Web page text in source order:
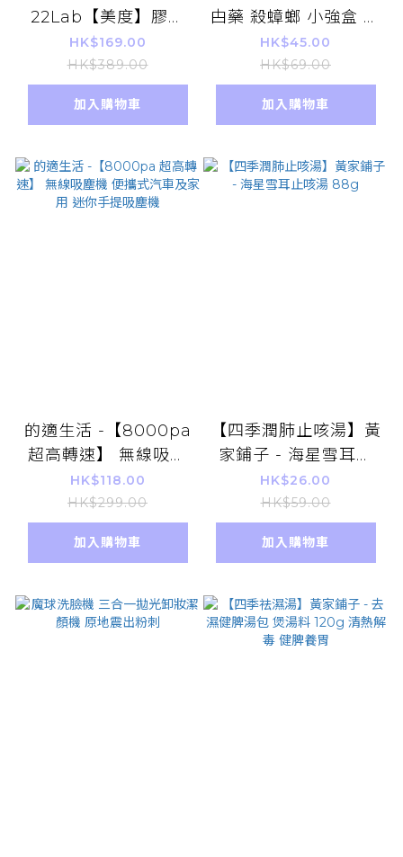
22Lab【美度】膠原
蛋白 超能膠原飲 (8
入/盒) - 平行進口貨品
HK$169.00
HK$389.00
加入購物車
甴藥 殺蟑螂 小強盒 蟑
螂藥餌 家居滅蟲殺蟲
3g*12pcs 【官方直
營】 比曱甴屋更有效
小強絕 非水劑 殺死牠
HK$45.00
HK$69.00
加入購物車
的適生活 -【8000pa
超高轉速】 無線吸塵
機 便攜式汽車及家用
迷你手提吸塵機
HK$118.00
HK$299.00
加入購物車
【四季潤肺止咳湯】黃
家鋪子 - 海星雪耳止
咳湯 88g
HK$26.00
HK$59.00
加入購物車